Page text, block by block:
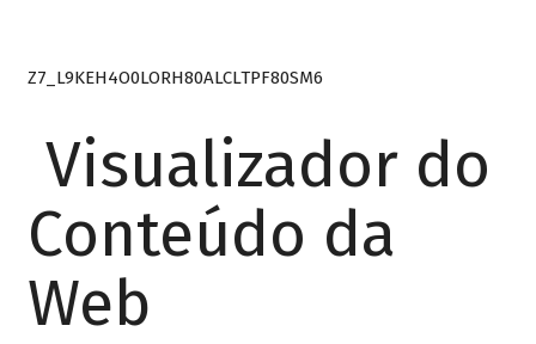
Z7_L9KEH4O0LORH80ALCLTPF80SM6
Visualizador do
Conteúdo da
Web